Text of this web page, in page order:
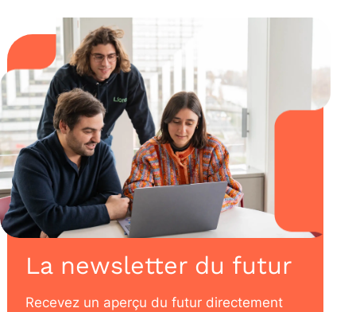
La newsletter du futur
Recevez un aperçu du futur directement